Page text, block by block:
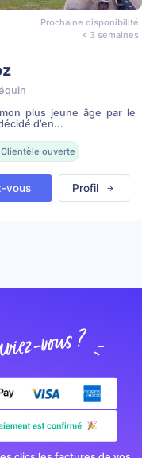
Prochaine disponibilité
< 3 semaines
plus jeune âge par le
d’en...
ouverte
vous Profil